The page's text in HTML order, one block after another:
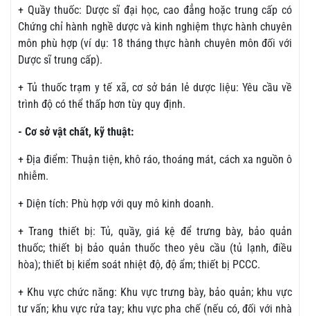
+ Quầy thuốc: Dược sĩ đại học, cao đẳng hoặc trung cấp có
Chứng chỉ hành nghề dược và kinh nghiệm thực hành chuyên
môn phù hợp (ví dụ: 18 tháng thực hành chuyên môn đối với
Dược sĩ trung cấp).
+ Tủ thuốc trạm y tế xã, cơ sở bán lẻ dược liệu: Yêu cầu về
trình độ có thể thấp hơn tùy quy định.
- Cơ sở vật chất, kỹ thuật:
+ Địa điểm: Thuận tiện, khô ráo, thoáng mát, cách xa nguồn ô
nhiễm.
+ Diện tích: Phù hợp với quy mô kinh doanh.
+ Trang thiết bị: Tủ, quầy, giá kệ để trưng bày, bảo quản
thuốc; thiết bị bảo quản thuốc theo yêu cầu (tủ lạnh, điều
hòa); thiết bị kiểm soát nhiệt độ, độ ẩm; thiết bị PCCC.
+ Khu vực chức năng: Khu vực trưng bày, bảo quản; khu vực
tư vấn; khu vực rửa tay; khu vực pha chế (nếu có, đối với nhà